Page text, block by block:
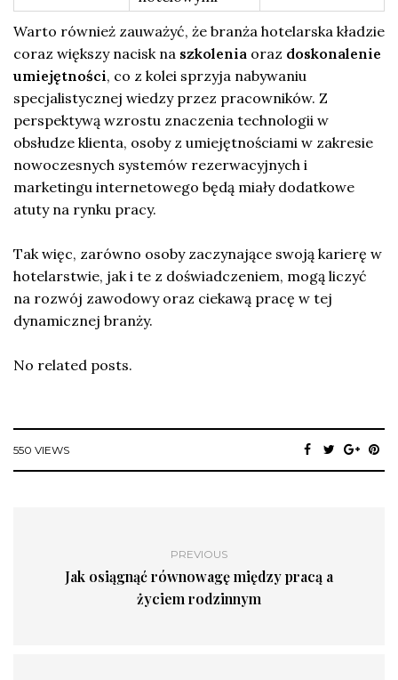
Warto również zauważyć, że branża hotelarska kładzie
coraz większy nacisk na szkolenia oraz doskonalenie
umiejętności, co z kolei sprzyja nabywaniu
specjalistycznej wiedzy przez pracowników. Z
perspektywą wzrostu znaczenia technologii w
obsłudze klienta, osoby z umiejętnościami w zakresie
nowoczesnych systemów rezerwacyjnych i
marketingu internetowego będą miały dodatkowe
atuty na rynku pracy.
Tak więc, zarówno osoby zaczynające swoją karierę w
hotelarstwie, jak i te z doświadczeniem, mogą liczyć
na rozwój zawodowy oraz ciekawą pracę w tej
dynamicznej branży.
No related posts.
550 VIEWS
PREVIOUS
Jak osiągnąć równowagę między pracą a
życiem rodzinnym